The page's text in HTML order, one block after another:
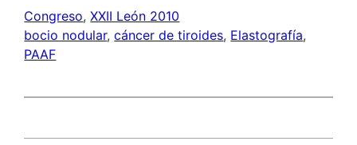
Congreso, XXII León 2010
bocio nodular, cáncer de tiroides, Elastografía
PAAF